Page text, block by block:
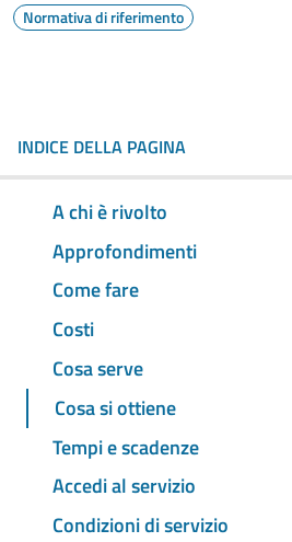
Normativa di riferimento
INDICE DELLA PAGINA
A chi è rivolto
Approfondimenti
Come fare
Costi
Cosa serve
Cosa si ottiene
Tempi e scadenze
Accedi al servizio
Condizioni di servizio